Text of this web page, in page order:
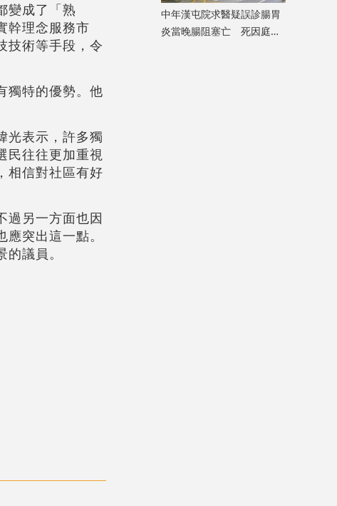
變成了「熟
幹理念服務市
技術等手段，令
獨特的優勢。他
光表示，許多獨
民往往更加重視
相信對社區有好
過另一方面也因
突出這一點。
議員。
中年漢屯院求醫疑誤診腸胃
炎當晚腸阻塞亡 死因庭展